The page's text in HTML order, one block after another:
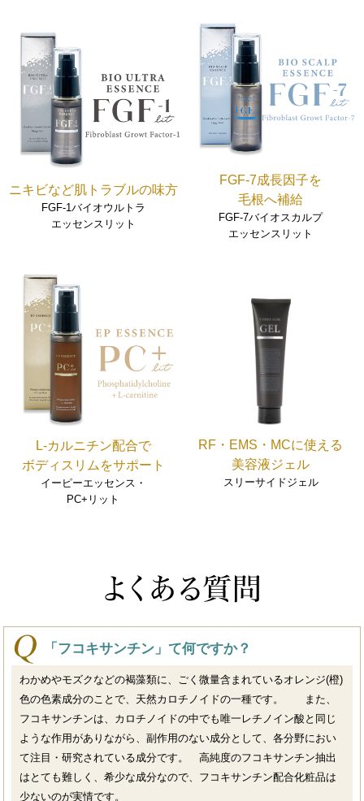
ニキビなど肌トラブルの味方
FGF-1バイオウルトラ
エッセンスリット
FGF-7成長因子を
毛根へ補給
FGF-7バイオスカルプ
エッセンスリット
L-カルニチン配合で
ボディスリムをサポート
イーピーエッセンス・
PC+リット
RF・EMS・MCに使える
美容液ジェル
スリーサイドジェル
「フコキサンチン」て何ですか？
わかめやモズクなどの褐藻類に、ごく微量含まれているオレンジ(橙)
色の色素成分のことで、天然カロチノイドの一種です。 また、
フコキサンチンは、カロチノイドの中でも唯一レチノイン酸と同じ
ような作用がありながら、副作用のない成分として、各分野におい
て注目・研究されている成分です。 高純度のフコキサンチン抽出
はとても難しく、希少な成分なので、フコキサンチン配合化粧品は
少ないのが実情です。